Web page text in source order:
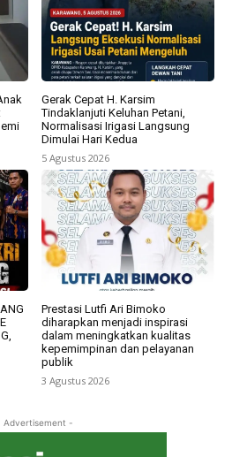
Gerak Cepat H. Karsim
Tindaklanjuti Keluhan Petani,
Normalisasi Irigasi Langsung
Dimulai Hari Kedua
5 Agustus 2026
Prestasi Lutfi Ari Bimoko
diharapkan menjadi inspirasi
dalam meningkatkan kualitas
kepemimpinan dan pelayanan
publik
3 Agustus 2026
Advertisement -